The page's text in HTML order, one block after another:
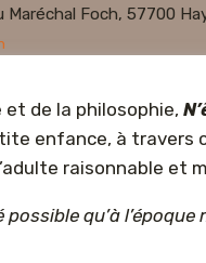
Maréchal Foch, 57700
et de la philosophie,
enfance, à travers
raisonnable et
qu’à